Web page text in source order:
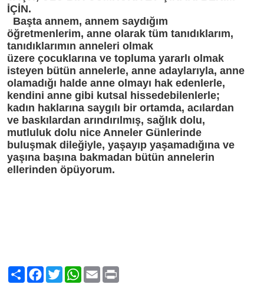
İÇİN.
Başta annem, annem saydığım
öğretmenlerim, anne olarak tüm tanıdıklarım,
tanıdıklarımın anneleri olmak
üzere çocuklarına ve topluma yararlı olmak
isteyen bütün annelerle, anne adaylarıyla, anne
olamadığı halde anne olmayı hak edenlerle,
kendini anne gibi kutsal hissedebilenlerle;
kadın haklarına saygılı bir ortamda, acılardan
ve baskılardan arındırılmış, sağlık dolu,
mutluluk dolu nice Anneler Günlerinde
buluşmak dileğiyle, yaşayıp yaşamadığına ve
yaşına başına bakmadan bütün annelerin
ellerinden öpüyorum.
PaylaşFacebook
TwitterWhatsApp
EmailPrint